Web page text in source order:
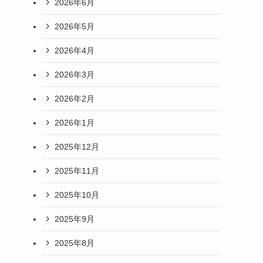
2026年6月
2026年5月
2026年4月
2026年3月
2026年2月
2026年1月
2025年12月
2025年11月
2025年10月
2025年9月
2025年8月